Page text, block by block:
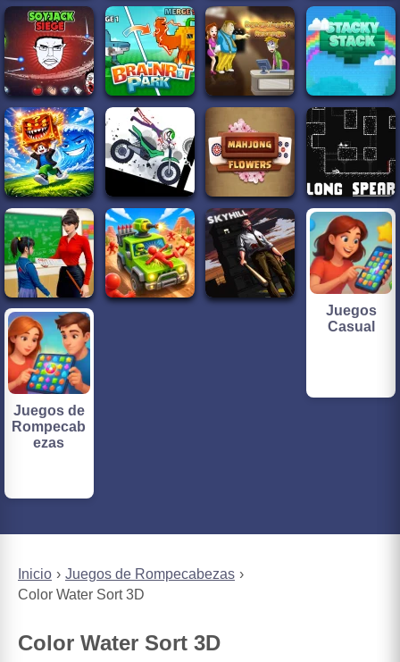
Inicio
Juegos de Rompecabezas
Color Water Sort 3D
Color Water Sort 3D
Juegos
Casual
Juegos de
Rompecab
ezas